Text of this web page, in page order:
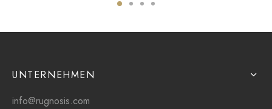
UNTERNEHMEN
info@rugnosis.com